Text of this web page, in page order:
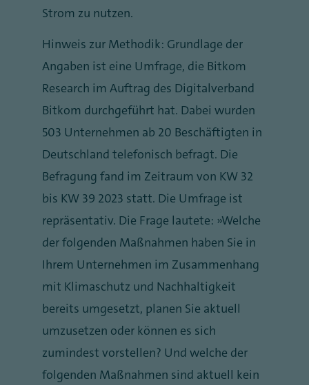
Strom zu nutzen.
Hinweis zur Methodik: Grundlage der
Angaben ist eine Umfrage, die Bitkom
Research im Auftrag des Digitalverband
Bitkom durchgeführt hat. Dabei wurden
503 Unternehmen ab 20 Beschäftigten in
Deutschland telefonisch befragt. Die
Befragung fand im Zeitraum von KW 32
bis KW 39 2023 statt. Die Umfrage ist
repräsentativ. Die Frage lautete: „Welche
der folgenden Maßnahmen haben Sie in
Ihrem Unternehmen im Zusammenhang
mit Klimaschutz und Nachhaltigkeit
bereits umgesetzt, planen Sie aktuell
umzusetzen oder können es sich
zumindest vorstellen? Und welche der
folgenden Maßnahmen sind aktuell kein